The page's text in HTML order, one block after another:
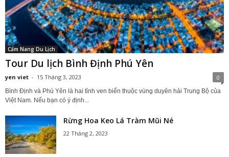
Cẩm Nang Du Lịch
Tour Du lịch Bình Định Phú Yên
yen viet - 15 Tháng 3, 2023 0
Bình Định và Phú Yên là hai tỉnh ven biển thuộc vùng duyên hải Trung Bộ của
Việt Nam. Nếu bạn có ý định...
Rừng Hoa Keo Lá Tràm Mũi Né
22 Tháng 2, 2023